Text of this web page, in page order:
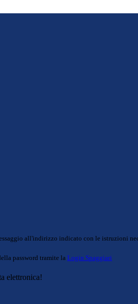
all'indirizzo indicato con le istruzioni
password tramite la Login Spaggiari
elettronica!